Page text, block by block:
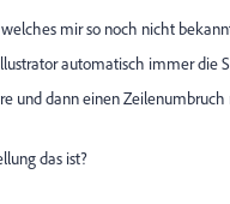
mir so noch nicht
automatisch immer die
und dann einen
das ist?